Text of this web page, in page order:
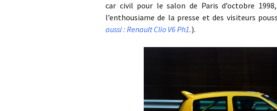
car civil pour le salon de Paris d’octobre
l’enthousiame de la presse et des visiteurs
aussi : Renault Clio V6 Ph1.).